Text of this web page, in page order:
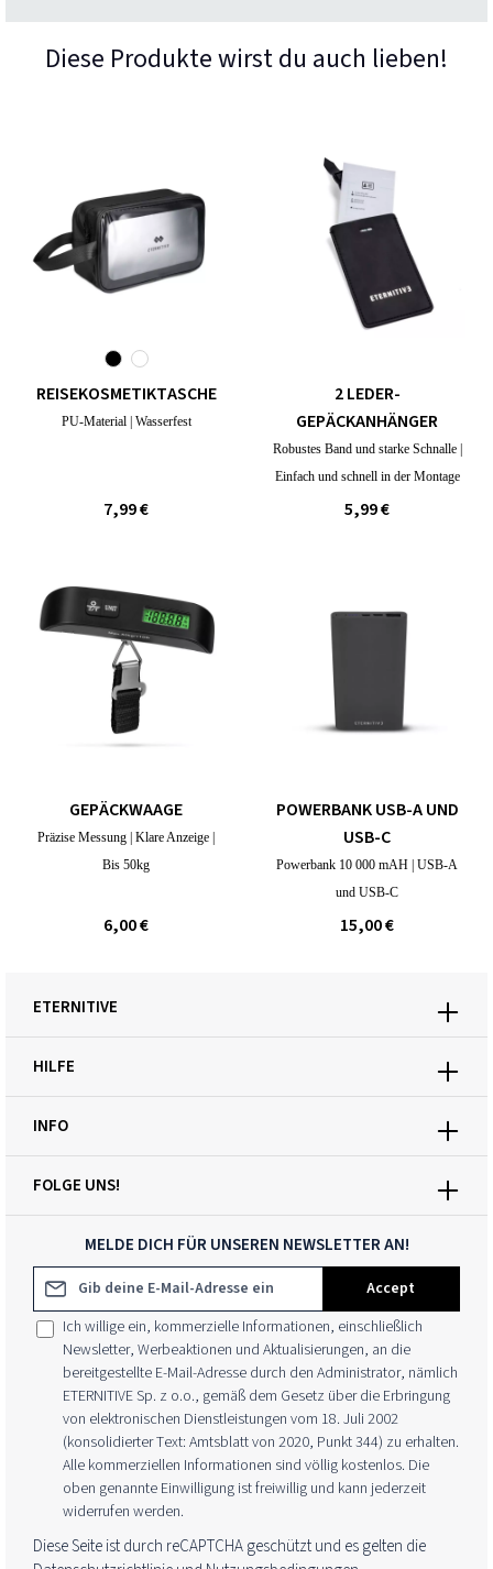
Diese Produkte wirst du auch lieben!
REISEKOSMETIKTASCHE
PU-Material | Wasserfest
7,99 €
2 LEDER-
GEPÄCKANHÄNGER
Robustes Band und starke Schnalle |
Einfach und schnell in der Montage
5,99 €
GEPÄCKWAAGE
Präzise Messung | Klare Anzeige |
Bis 50kg
6,00 €
POWERBANK USB-A UND
USB-C
Powerbank 10 000 mAH | USB-A
und USB-C
15,00 €
MELDE DICH FÜR UNSEREN NEWSLETTER AN!
E-Mail-Adresse*
Accept
Ich willige ein, kommerzielle Informationen, einschließlich
Newsletter, Werbeaktionen und Aktualisierungen, an die
bereitgestellte E-Mail-Adresse durch den Administrator, nämlich
ETERNITIVE Sp. z o.o., gemäß dem Gesetz über die Erbringung
von elektronischen Dienstleistungen vom 18. Juli 2002
(konsolidierter Text: Amtsblatt von 2020, Punkt 344) zu erhalten.
Alle kommerziellen Informationen sind völlig kostenlos. Die
oben genannte Einwilligung ist freiwillig und kann jederzeit
widerrufen werden.
Diese Seite ist durch reCAPTCHA geschützt und es gelten die
FOLGE UNS!
ETERNITIVE
HILFE
INFO